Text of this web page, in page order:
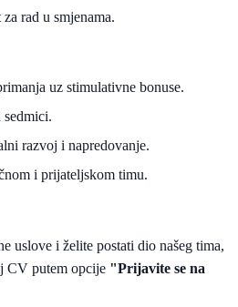
rad u smjenama.
uz stimulativne bonuse.
sedmici.
razvoj i napredovanje.
i prijateljskom timu.
uslove i želite postati dio našeg tima,
CV putem opcije "Prijavite se na